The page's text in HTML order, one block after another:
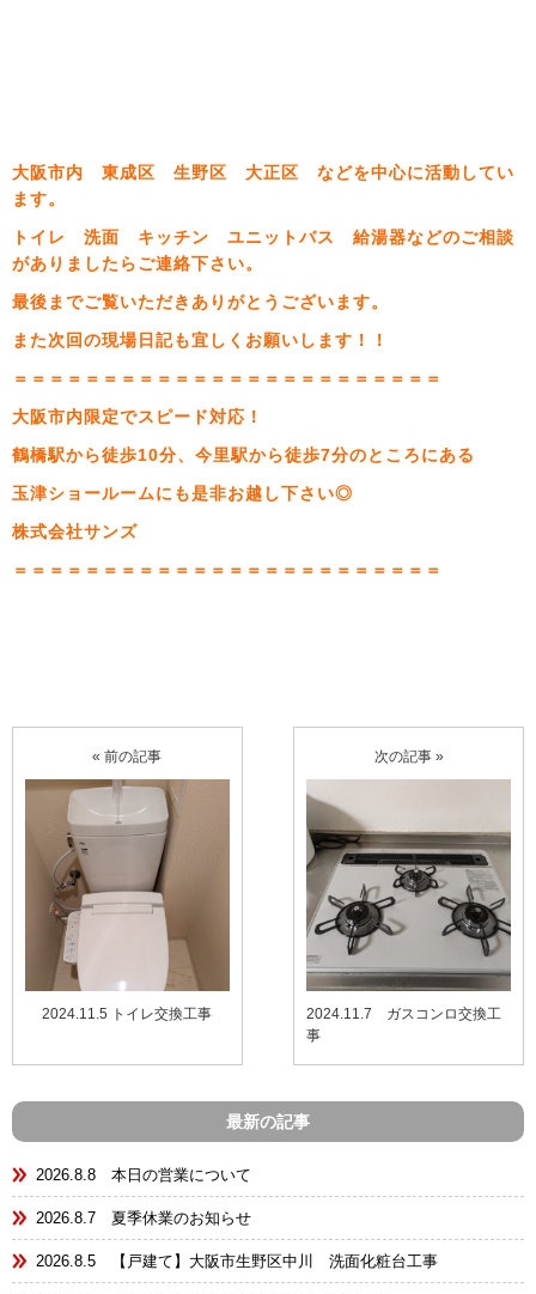
大阪市内 東成区 生野区 大正区 などを中心に活動してい
ます。
トイレ 洗面 キッチン ユニットバス 給湯器などのご相談
がありましたらご連絡下さい。
最後までご覧いただきありがとうございます。
また次回の現場日記も宜しくお願いします！！
＝＝＝＝＝＝＝＝＝＝＝＝＝＝＝＝＝＝＝＝＝＝＝＝
大阪市内限定でスピード対応！
鶴橋駅から徒歩10分、今里駅から徒歩7分のところにある
玉津ショールームにも是非お越し下さい◎
株式会社サンズ
＝＝＝＝＝＝＝＝＝＝＝＝＝＝＝＝＝＝＝＝＝＝＝＝
« 前の記事
2024.11.5 トイレ交換工事
次の記事 »
2024.11.7 ガスコンロ交換工
事
最新の記事
2026.8.8 本日の営業について
2026.8.7 夏季休業のお知らせ
2026.8.5 【戸建て】大阪市生野区中川 洗面化粧台工事